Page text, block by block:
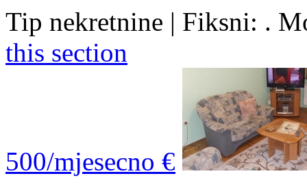
Tip nekretnine | Fiksni: .
this section
500/mjesecno €